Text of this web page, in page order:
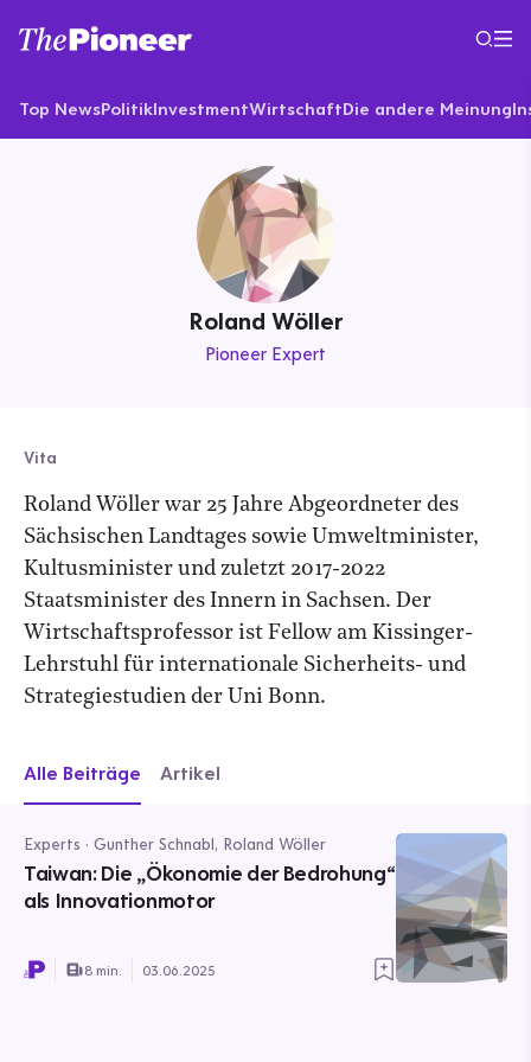
Top NewsPolitikInvestmentWirtschaftDie andere Meinung
Roland Wöller
Pioneer Expert
Vita
Roland Wöller war 25 Jahre Abgeordneter des
Sächsischen Landtages sowie Umweltminister,
Kultusminister und zuletzt 2017-2022
Staatsminister des Innern in Sachsen. Der
Wirtschaftsprofessor ist Fellow am Kissinger-
Lehrstuhl für internationale Sicherheits- und
Strategiestudien der Uni Bonn.
Alle Beiträge Artikel
Experts · Gunther Schnabl, Roland Wöller
Taiwan: Die „Ökonomie der Bedrohung“
als Innovationmotor
8 min. 03.06.2025